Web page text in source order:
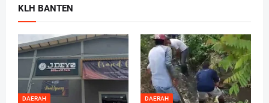
KLH BANTEN
DAERAH DAERAH